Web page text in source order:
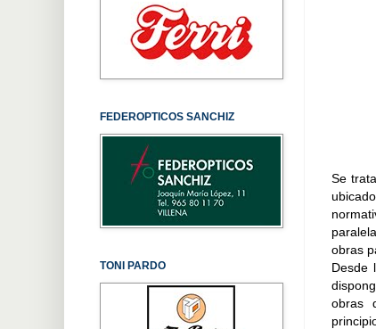
Se
obras
Desde
obras
FEDEROPTICOS SANCHIZ
TONI PARDO